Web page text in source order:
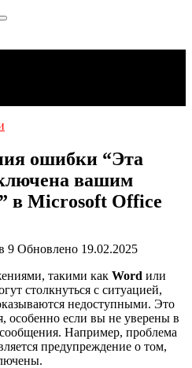
ошибки “Эта
вашим
в Microsoft Office
9 Обновлено 19.02.2025
такими как Word или
столкнуться с ситуацией,
недоступными. Это
особенно если вы не уверены в
Например, проблема
предупреждение о том,